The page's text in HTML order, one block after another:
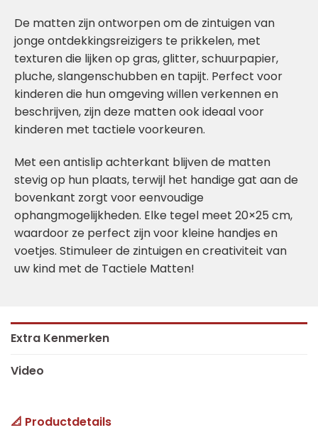
De matten zijn ontworpen om de zintuigen van
jonge ontdekkingsreizigers te prikkelen, met
texturen die lijken op gras, glitter, schuurpapier,
pluche, slangenschubben en tapijt. Perfect voor
kinderen die hun omgeving willen verkennen en
beschrijven, zijn deze matten ook ideaal voor
kinderen met tactiele voorkeuren.
Met een antislip achterkant blijven de matten
stevig op hun plaats, terwijl het handige gat aan de
bovenkant zorgt voor eenvoudige
ophangmogelijkheden. Elke tegel meet 20×25 cm,
waardoor ze perfect zijn voor kleine handjes en
voetjes. Stimuleer de zintuigen en creativiteit van
uw kind met de Tactiele Matten!
Extra Kenmerken
Video
📐 Productdetails